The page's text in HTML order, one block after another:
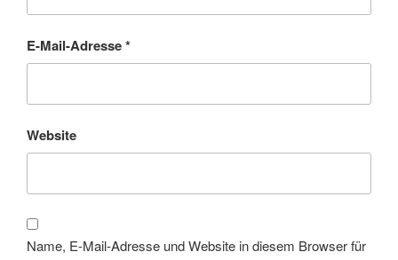
E-Mail-Adresse*
Website
Name, E-Mail-Adresse und Website in diesem Browser für